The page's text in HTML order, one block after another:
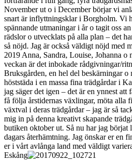
November ut o i December börjar vi
snart är inflyttningsklar i Borgholm. Vi
spännande utmaningar i år o tagit oss
rädslor o utvecklats på alla plan – det
så nöjd. Jag är också väldigt nöjd med
2019 Anna, Sandra, Louise, Johanna
veckan är det inbokade rådgivningar/
Bruksgården, en hel del beskärningar
höststäda i en massa fina trädgårdar i
jag säger det igen – det är en ynnest
få följa årstidernas växlingar, möta alla
växtval i deras trädgårdar – jag är så
mig in på denna kreativt skapande
butiken oktober ut. Så nu har jag börjat
dagars återhämtning. Jag önskar er en
er i vårt avlånga land med väldigt
Eskång